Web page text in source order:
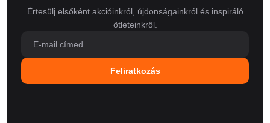
Értesülj elsőként akcióinkról, újdonságainkról és inspiráló
ötleteinkről.
Feliratkozás